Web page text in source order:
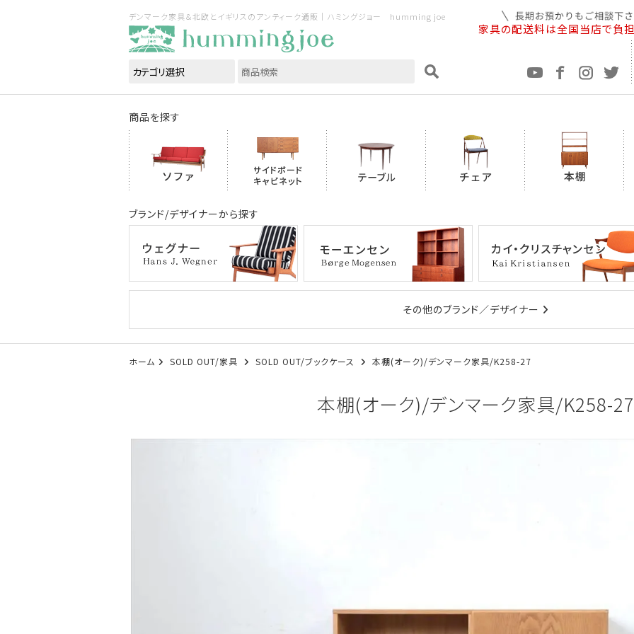
デンマーク家具＆北欧とイギリスのアンティーク通販｜ハミングジョー humming joe
家具の配送料は全国当店で負
商品を探す
ブランド/デザイナーから探す
その他のブランド／デザイナー
ホーム SOLD OUT/家具 SOLD OUT/ブックケース 本棚(オーク)/デンマーク家具/K258-27
本棚(オーク)/デンマーク家具/K258-27